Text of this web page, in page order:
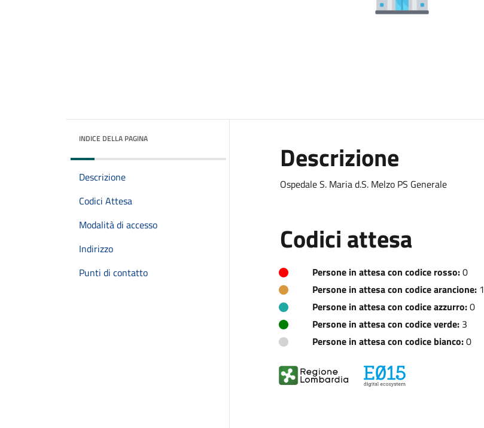
INDICE DELLA PAGINA
Descrizione
Codici Attesa
Modalità di accesso
Indirizzo
Punti di contatto
Descrizione
Ospedale S. Maria d.S. Melzo PS Generale
Codici attesa
Persone in attesa con codice rosso:0
Persone in attesa con codice arancione:1
Persone in attesa con codice azzurro:0
Persone in attesa con codice verde:3
Persone in attesa con codice bianco:0